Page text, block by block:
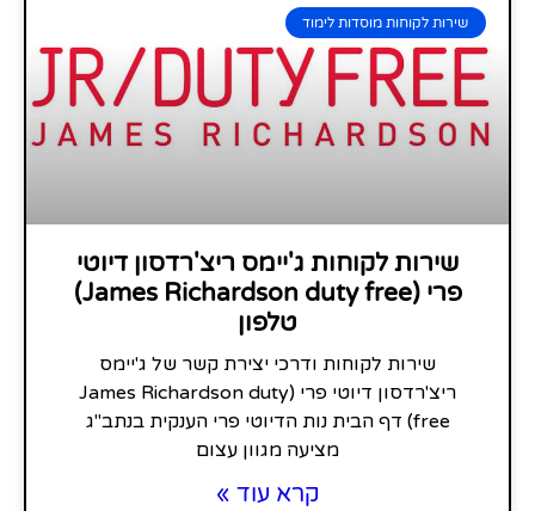
שירות לקוחות מוסדות לימוד
שירות לקוחות ג'יימס ריצ'רדסון דיוטי
פרי (James Richardson duty free)
טלפון
שירות לקוחות ודרכי יצירת קשר של ג'יימס
ריצ'רדסון דיוטי פרי (James Richardson duty
free) דף הבית נות הדיוטי פרי הענקית בנתב"ג
מציעה מגוון עצום
קרא עוד »